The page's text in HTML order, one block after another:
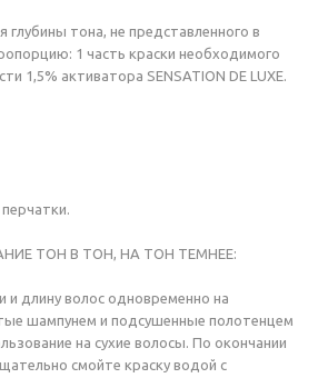
глубины тона, не представленного в
1 часть краски необходимого
1,5% активатора SENSATION DE LUXE.
ТОН В ТОН, НА ТОН ТЕМНЕЕ:
и длину волос одновременно на
шампунем и подсушенные полотенцем
на сухие волосы. По окончании
смойте краску водой с